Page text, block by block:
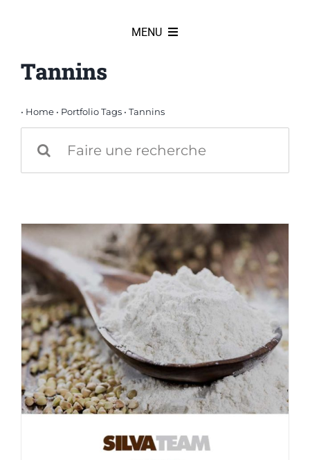
MENU
Actualités
Produits
Notre équipe
Notre histoire
Contact
RGPD
Tannins
• Home • Portfolio Tags • Tannins
Silvateam